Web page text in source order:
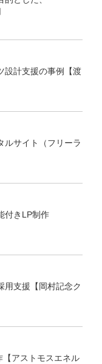
設計支援の事例【渡
ルサイト（フリーラ
付きLP制作
用支援【岡村記念ク
【アストモスエネル